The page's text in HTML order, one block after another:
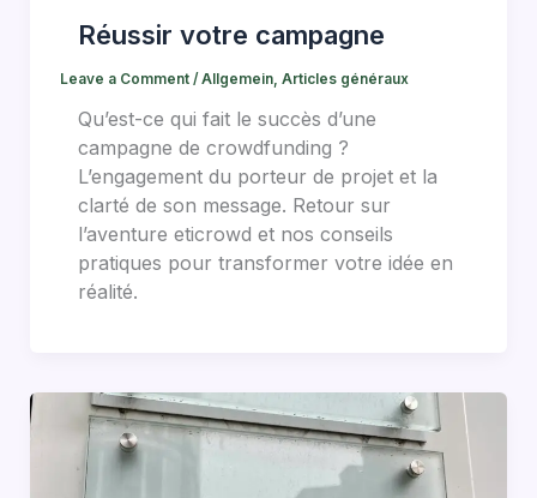
Réussir votre campagne
Leave a Comment / Allgemein, Articles généraux
Qu’est-ce qui fait le succès d’une
campagne de crowdfunding ?
L’engagement du porteur de projet et la
clarté de son message. Retour sur
l’aventure eticrowd et nos conseils
pratiques pour transformer votre idée en
réalité.